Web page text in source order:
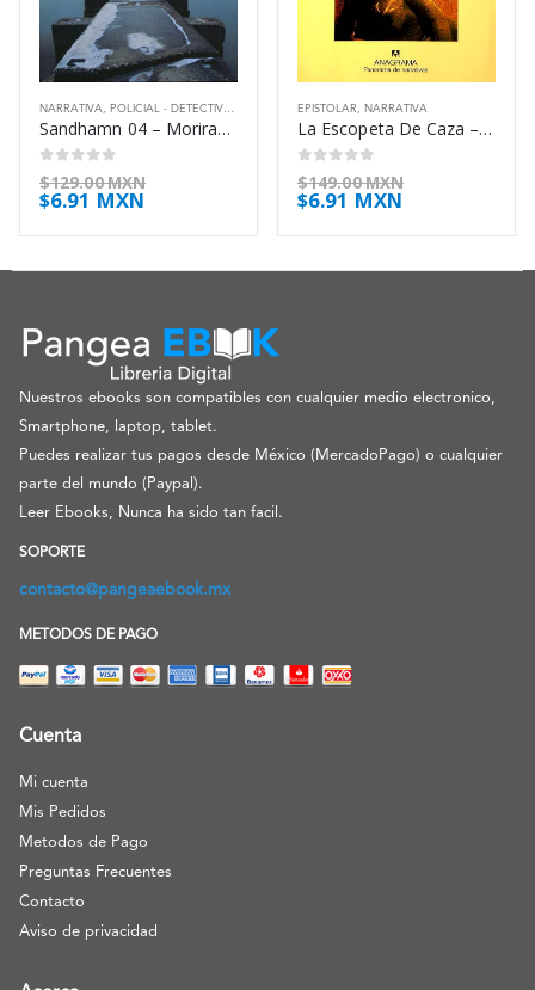
NARRATIVA, POLICIAL - DETECTIVES
Sandhamn 04 – Moriras Esta Noche – Sten Viveca
0out of 5
$129.00 MXN
$6.91 MXN
EPISTOLAR , NARRATIVA
La Escopeta De Caza – Inoue Yasushi
0out of 5
$149.00 MXN
$6.91 MXN
Nuestros ebooks son compatibles con cualquier medio electronico,
Smartphone, laptop, tablet.
Puedes realizar tus pagos desde México (MercadoPago) o cualquier
parte del mundo (Paypal).
Leer Ebooks, Nunca ha sido tan facil.
SOPORTE
contacto@pangeaebook.mx
METODOS DE PAGO
Cuenta
Mi cuenta
Mis Pedidos
Metodos de Pago
Preguntas Frecuentes
Contacto
Aviso de privacidad